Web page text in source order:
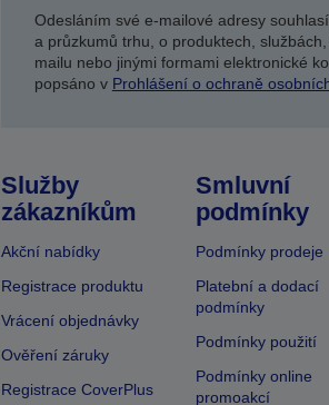
Odesláním své e-mailové adresy
a průzkumů trhu, o produktech,
mailu nebo jinými formami elektronické
popsáno v Prohlášení o ochraně
Služby
zákazníkům
Akční nabídky
Registrace produktu
Vrácení objednávky
Ověření záruky
Registrace CoverPlus
Smluvní
podmínky
Podmínky prodeje
Platební a dodací
podmínky
Podmínky použití
Podmínky online
promoakcí